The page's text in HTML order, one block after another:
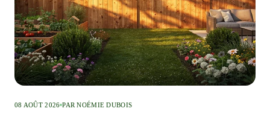
08 AOÛT 2026 PAR NOÉMIE DUBOIS